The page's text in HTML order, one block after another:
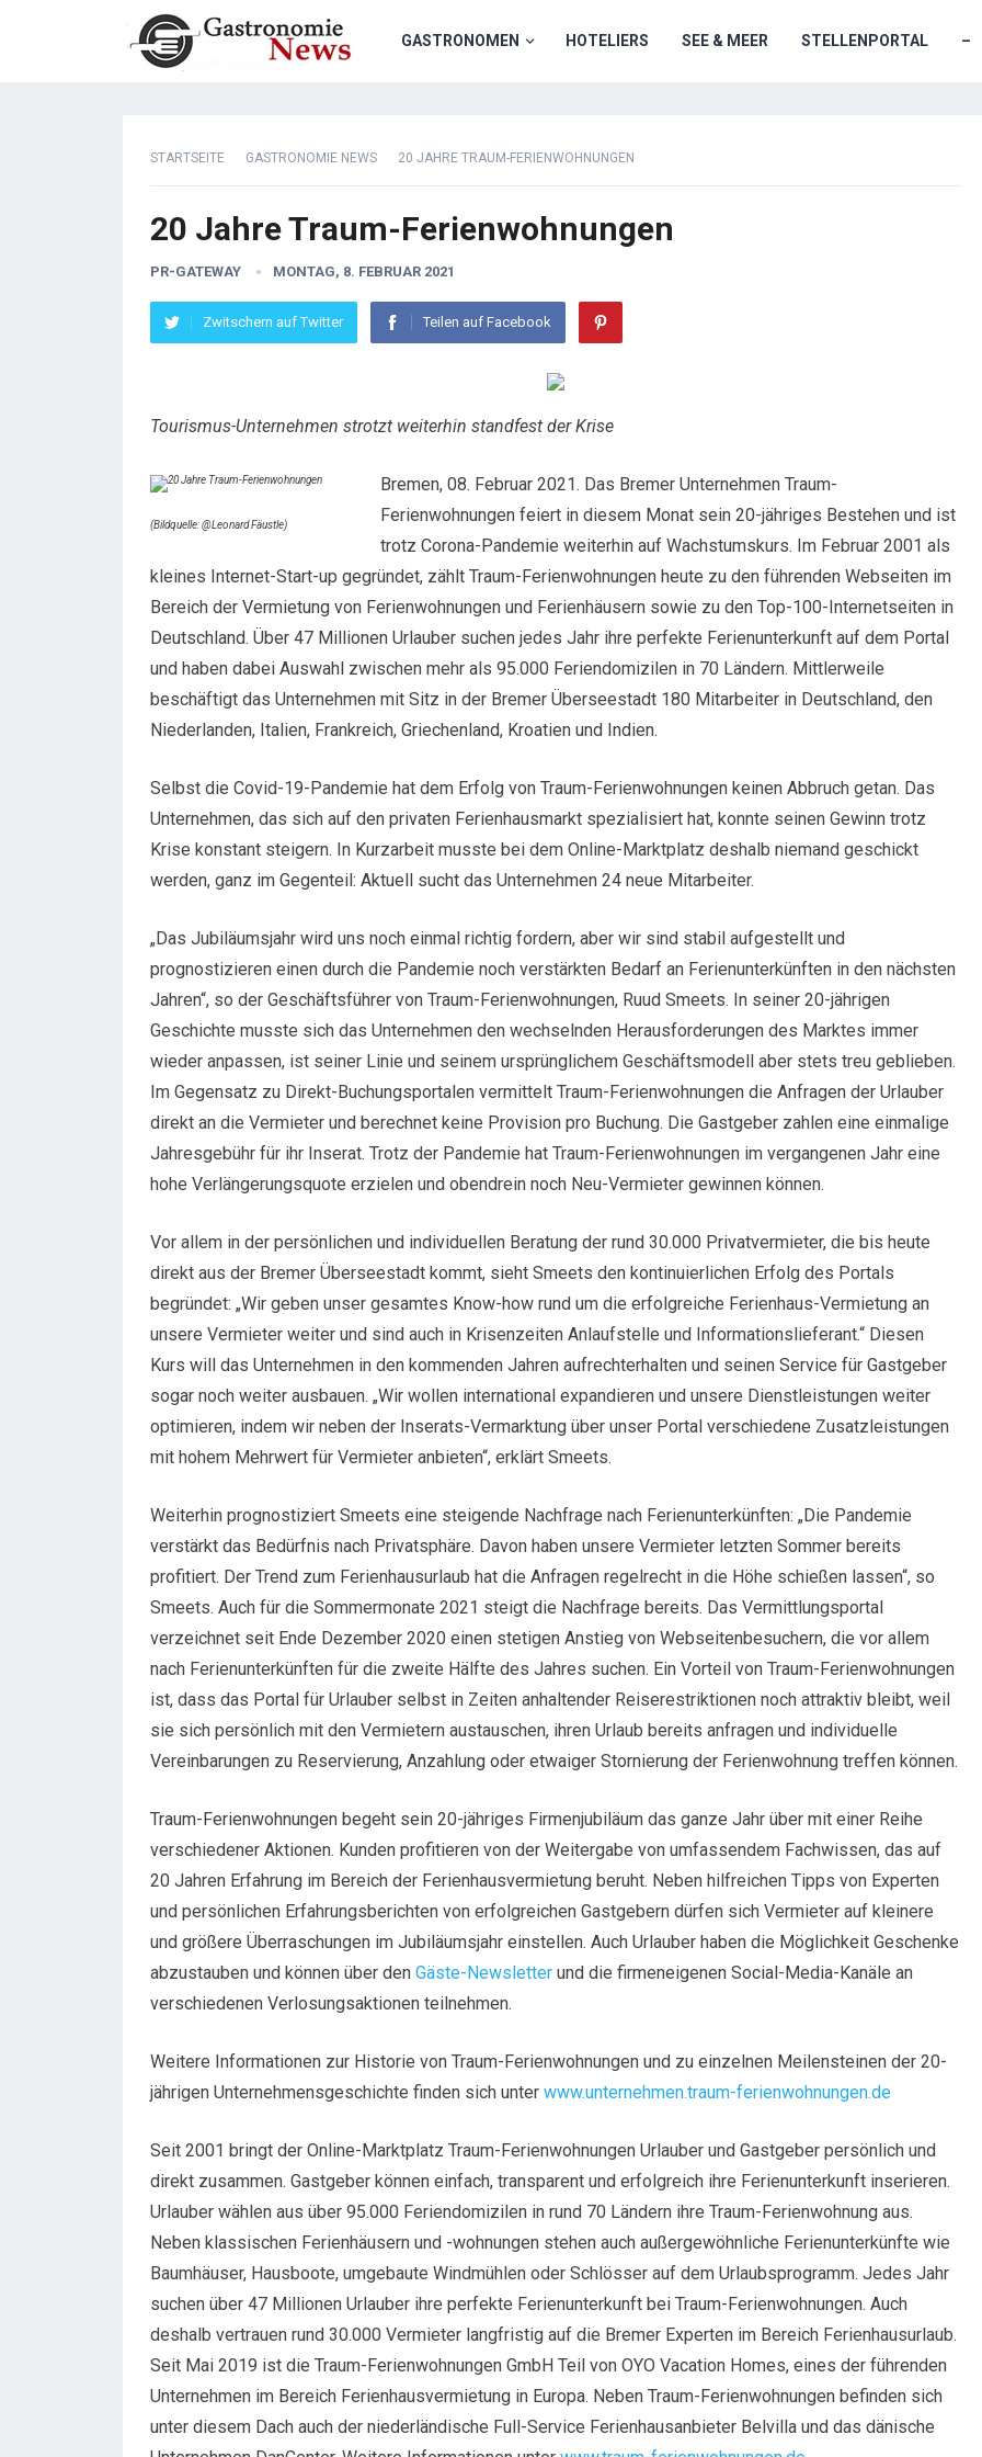
GASTRONOMEN HOTELIERS SEE & MEER STELLENPORTAL –
STARTSEITE GASTRONOMIE NEWS 20 JAHRE TRAUM-FERIENWOHNUNGEN
20 Jahre Traum-Ferienwohnungen
PR-GATEWAY MONTAG, 8. FEBRUAR 2021
Zwitschern auf Twitter Teilen auf Facebook
Tourismus-Unternehmen strotzt weiterhin standfest der Krise
(Bildquelle: @Leonard Fäustle)
Bremen, 08. Februar 2021. Das Bremer Unternehmen Traum-
Ferienwohnungen feiert in diesem Monat sein 20-jähriges Bestehen und ist
trotz Corona-Pandemie weiterhin auf Wachstumskurs. Im Februar 2001 als
kleines Internet-Start-up gegründet, zählt Traum-Ferienwohnungen heute zu den führenden Webseiten im
Bereich der Vermietung von Ferienwohnungen und Ferienhäusern sowie zu den Top-100-Internetseiten in
Deutschland. Über 47 Millionen Urlauber suchen jedes Jahr ihre perfekte Ferienunterkunft auf dem Portal
und haben dabei Auswahl zwischen mehr als 95.000 Feriendomizilen in 70 Ländern. Mittlerweile
beschäftigt das Unternehmen mit Sitz in der Bremer Überseestadt 180 Mitarbeiter in Deutschland, den
Niederlanden, Italien, Frankreich, Griechenland, Kroatien und Indien.
Selbst die Covid-19-Pandemie hat dem Erfolg von Traum-Ferienwohnungen keinen Abbruch getan. Das
Unternehmen, das sich auf den privaten Ferienhausmarkt spezialisiert hat, konnte seinen Gewinn trotz
Krise konstant steigern. In Kurzarbeit musste bei dem Online-Marktplatz deshalb niemand geschickt
werden, ganz im Gegenteil: Aktuell sucht das Unternehmen 24 neue Mitarbeiter.
„Das Jubiläumsjahr wird uns noch einmal richtig fordern, aber wir sind stabil aufgestellt und
prognostizieren einen durch die Pandemie noch verstärkten Bedarf an Ferienunterkünften in den nächsten
Jahren“, so der Geschäftsführer von Traum-Ferienwohnungen, Ruud Smeets. In seiner 20-jährigen
Geschichte musste sich das Unternehmen den wechselnden Herausforderungen des Marktes immer
wieder anpassen, ist seiner Linie und seinem ursprünglichem Geschäftsmodell aber stets treu geblieben.
Im Gegensatz zu Direkt-Buchungsportalen vermittelt Traum-Ferienwohnungen die Anfragen der Urlauber
direkt an die Vermieter und berechnet keine Provision pro Buchung. Die Gastgeber zahlen eine einmalige
Jahresgebühr für ihr Inserat. Trotz der Pandemie hat Traum-Ferienwohnungen im vergangenen Jahr eine
hohe Verlängerungsquote erzielen und obendrein noch Neu-Vermieter gewinnen können.
Vor allem in der persönlichen und individuellen Beratung der rund 30.000 Privatvermieter, die bis heute
direkt aus der Bremer Überseestadt kommt, sieht Smeets den kontinuierlichen Erfolg des Portals
begründet: „Wir geben unser gesamtes Know-how rund um die erfolgreiche Ferienhaus-Vermietung an
unsere Vermieter weiter und sind auch in Krisenzeiten Anlaufstelle und Informationslieferant.“ Diesen
Kurs will das Unternehmen in den kommenden Jahren aufrechterhalten und seinen Service für Gastgeber
sogar noch weiter ausbauen. „Wir wollen international expandieren und unsere Dienstleistungen weiter
optimieren, indem wir neben der Inserats-Vermarktung über unser Portal verschiedene Zusatzleistungen
mit hohem Mehrwert für Vermieter anbieten“, erklärt Smeets.
Weiterhin prognostiziert Smeets eine steigende Nachfrage nach Ferienunterkünften: „Die Pandemie
verstärkt das Bedürfnis nach Privatsphäre. Davon haben unsere Vermieter letzten Sommer bereits
profitiert. Der Trend zum Ferienhausurlaub hat die Anfragen regelrecht in die Höhe schießen lassen“, so
Smeets. Auch für die Sommermonate 2021 steigt die Nachfrage bereits. Das Vermittlungsportal
verzeichnet seit Ende Dezember 2020 einen stetigen Anstieg von Webseitenbesuchern, die vor allem
nach Ferienunterkünften für die zweite Hälfte des Jahres suchen. Ein Vorteil von Traum-Ferienwohnungen
ist, dass das Portal für Urlauber selbst in Zeiten anhaltender Reiserestriktionen noch attraktiv bleibt, weil
sie sich persönlich mit den Vermietern austauschen, ihren Urlaub bereits anfragen und individuelle
Vereinbarungen zu Reservierung, Anzahlung oder etwaiger Stornierung der Ferienwohnung treffen können.
Traum-Ferienwohnungen begeht sein 20-jähriges Firmenjubiläum das ganze Jahr über mit einer Reihe
verschiedener Aktionen. Kunden profitieren von der Weitergabe von umfassendem Fachwissen, das auf
20 Jahren Erfahrung im Bereich der Ferienhausvermietung beruht. Neben hilfreichen Tipps von Experten
und persönlichen Erfahrungsberichten von erfolgreichen Gastgebern dürfen sich Vermieter auf kleinere
und größere Überraschungen im Jubiläumsjahr einstellen. Auch Urlauber haben die Möglichkeit Geschenke
abzustauben und können über den Gäste-Newsletter und die firmeneigenen Social-Media-Kanäle an
verschiedenen Verlosungsaktionen teilnehmen.
Weitere Informationen zur Historie von Traum-Ferienwohnungen und zu einzelnen Meilensteinen der 20-
jährigen Unternehmensgeschichte finden sich unter www.unternehmen.traum-ferienwohnungen.de
Seit 2001 bringt der Online-Marktplatz Traum-Ferienwohnungen Urlauber und Gastgeber persönlich und
direkt zusammen. Gastgeber können einfach, transparent und erfolgreich ihre Ferienunterkunft inserieren.
Urlauber wählen aus über 95.000 Feriendomizilen in rund 70 Ländern ihre Traum-Ferienwohnung aus.
Neben klassischen Ferienhäusern und -wohnungen stehen auch außergewöhnliche Ferienunterkünfte wie
Baumhäuser, Hausboote, umgebaute Windmühlen oder Schlösser auf dem Urlaubsprogramm. Jedes Jahr
suchen über 47 Millionen Urlauber ihre perfekte Ferienunterkunft bei Traum-Ferienwohnungen. Auch
deshalb vertrauen rund 30.000 Vermieter langfristig auf die Bremer Experten im Bereich Ferienhausurlaub.
Seit Mai 2019 ist die Traum-Ferienwohnungen GmbH Teil von OYO Vacation Homes, eines der führenden
Unternehmen im Bereich Ferienhausvermietung in Europa. Neben Traum-Ferienwohnungen befinden sich
unter diesem Dach auch der niederländische Full-Service Ferienhausanbieter Belvilla und das dänische